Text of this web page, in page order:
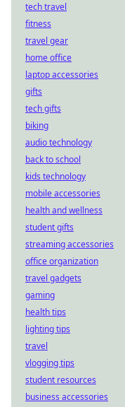
tech travel
fitness
travel gear
home office
laptop accessories
gifts
tech gifts
biking
audio technology
back to school
kids technology
mobile accessories
health and wellness
student gifts
streaming accessories
office organization
travel gadgets
gaming
health tips
lighting tips
travel
vlogging tips
student resources
business accessories